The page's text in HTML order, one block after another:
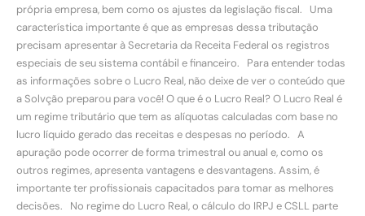
própria empresa, bem como os ajustes da legislação fiscal. Uma
característica importante é que as empresas dessa tributação
precisam apresentar à Secretaria da Receita Federal os registros
especiais de seu sistema contábil e financeiro. Para entender todas
as informações sobre o Lucro Real, não deixe de ver o conteúdo que
a Solvção preparou para você! O que é o Lucro Real? O Lucro Real é
um regime tributário que tem as alíquotas calculadas com base no
lucro líquido gerado das receitas e despesas no período. A
apuração pode ocorrer de forma trimestral ou anual e, como os
outros regimes, apresenta vantagens e desvantagens. Assim, é
importante ter profissionais capacitados para tomar as melhores
decisões. No regime do Lucro Real, o cálculo do IRPJ e CSLL parte